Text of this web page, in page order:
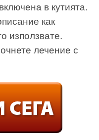
в кутията.
как
използвате.
лечение с